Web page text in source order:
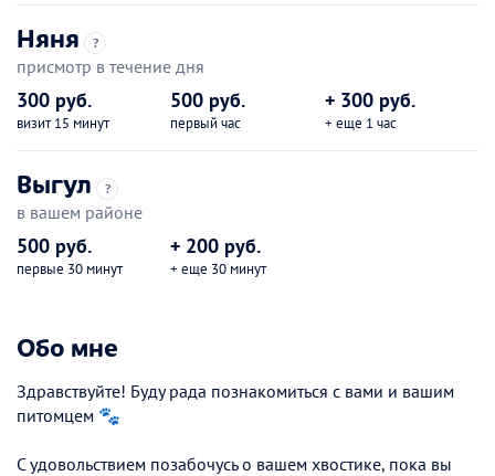
Няня ?
присмотр в течение дня
300 руб.
визит 15 минут
500 руб.
первый час
+ 300 руб.
+ еще 1 час
Выгул ?
в вашем районе
500 руб.
первые 30 минут
+ 200 руб.
+ еще 30 минут
Обо мне
Здравствуйте! Буду рада познакомиться с вами и вашим
питомцем 🐾
С удовольствием позабочусь о вашем хвостике, пока вы